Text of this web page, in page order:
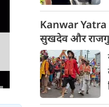
Kanwar Yatra
सुखदेव और
अनोखे अंदाज में